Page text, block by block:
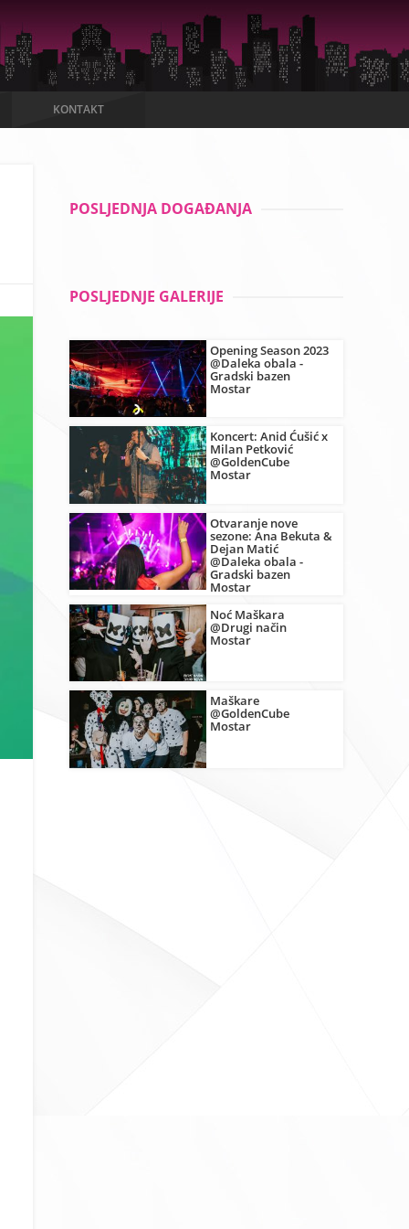
KONTAKT
POSLJEDNJA DOGAĐANJA
POSLJEDNJE GALERIJE
Opening Season 2023
@Daleka obala -
Gradski bazen
Mostar
Koncert: Anid Ćušić x
Milan Petković
@GoldenCube
Mostar
Otvaranje nove
sezone: Ana Bekuta &
Dejan Matić
@Daleka obala -
Gradski bazen
Mostar
Noć Maškara
@Drugi način
Mostar
Maškare
@GoldenCube
Mostar